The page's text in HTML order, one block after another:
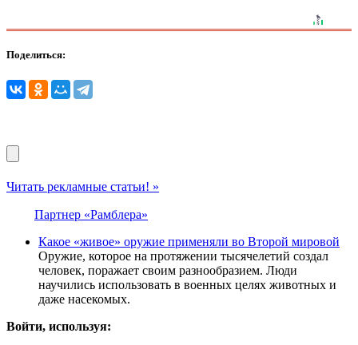
Поделиться:
Читать рекламные статьи! »
Партнер «Рамблера»
Какое «живое» оружие применяли во Второй мировой
Оружие, которое на протяжении тысячелетий создал
человек, поражает своим разнообразием. Люди
научились использовать в военных целях животных и
даже насекомых.
Войти, используя: